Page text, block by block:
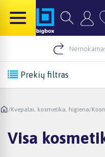
Prekių filtras
/Kvepalai, kosmetika, higiena/
Visa